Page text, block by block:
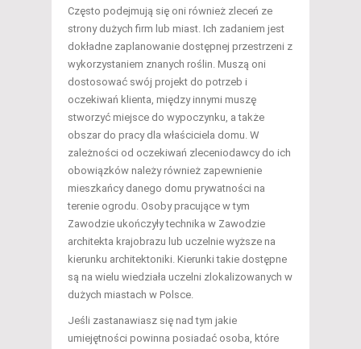
Często podejmują się oni również zleceń ze
strony dużych firm lub miast. Ich zadaniem jest
dokładne zaplanowanie dostępnej przestrzeni z
wykorzystaniem znanych roślin. Muszą oni
dostosować swój projekt do potrzeb i
oczekiwań klienta, między innymi muszę
stworzyć miejsce do wypoczynku, a także
obszar do pracy dla właściciela domu. W
zależności od oczekiwań zleceniodawcy do ich
obowiązków należy również zapewnienie
mieszkańcy danego domu prywatności na
terenie ogrodu. Osoby pracujące w tym
Zawodzie ukończyły technika w Zawodzie
architekta krajobrazu lub uczelnie wyższe na
kierunku architektoniki. Kierunki takie dostępne
są na wielu wiedziała uczelni zlokalizowanych w
dużych miastach w Polsce.
Jeśli zastanawiasz się nad tym jakie
umiejętności powinna posiadać osoba, które